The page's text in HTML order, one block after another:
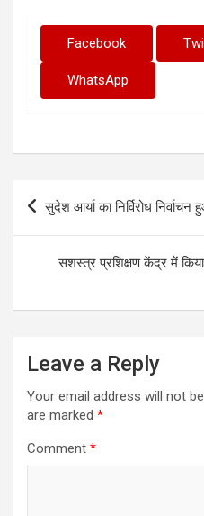
Facebook
WhatsApp
Post
navigation
सुदेश आर्या का निर्विरोध निर्वाचन
सशस्त्र प्रशिक्षण केंद्र में
Leave a Reply
Your email address will not
are marked *
Comment *